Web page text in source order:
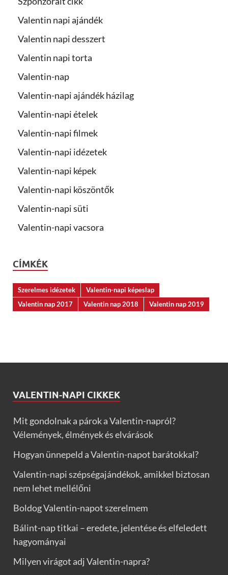
Valentin napi ajándék
Valentin napi desszert
Valentin napi torta
Valentin-nap
Valentin-napi ajándék házilag
Valentin-napi ételek
Valentin-napi filmek
Valentin-napi idézetek
Valentin-napi képek
Valentin-napi köszöntők
Valentin-napi süti
Valentin-napi vacsora
CÍMKÉK
Szerelmes idézetek
Valentin-napi képeslap
Valentin nap 2017
Valentin nap 2018 Valentin nap 2019
VALENTIN-NAPI CIKKEK
Mit gondolnak a párok a Valentin-napról?
Vélemények, élmények és elvárások
Hogyan ünnepeld a Valentin-napot barátokkal?
Valentin-napi szépségajándékok, amikkel biztosan
nem lehet mellélőni
Boldog Valentin-napot szerelmem
Bálint-nap titkai – eredete, jelentése és elfeledett
hagyományai
Milyen virágot adj Valentin-napra?